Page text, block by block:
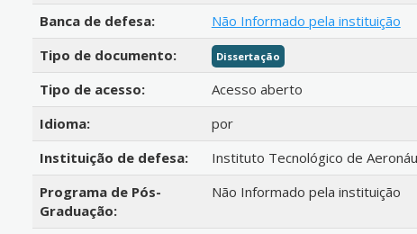
Banca de defesa:
Não Informado pela instituição
Tipo de documento:
Dissertação
Tipo de acesso:
Acesso aberto
Idioma:
por
Instituição de defesa:
Instituto Tecnológico de
Programa de Pós-
Graduação:
Não Informado pela instituição